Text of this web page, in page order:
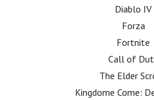
Diablo IV
Forza
Fortnite
Call of
The Elder
Kingdome Come: